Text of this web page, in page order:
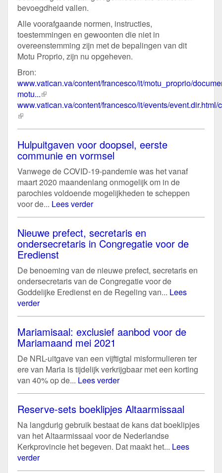
bevoegdheid vallen.
Alle voorafgaande normen, instructies,
toestemmingen en gewoonten die niet in
overeenstemming zijn met de bepalingen van dit
Motu Proprio, zijn nu opgeheven.
Bron:
www.vatican.va/content/francesco/it/motu_proprio/
motu...(externe
link)
www.vatican.va/content/francesco/it/events/event.dir.html/
(externe
link)
Hulpuitgaven voor doopsel, eerste
communie en vormsel
Vanwege de COVID-19-pandemie was het vanaf
maart 2020 maandenlang onmogelijk om in de
parochies voldoende mogelijkheden te scheppen
voor de... Lees verder
Nieuwe prefect, secretaris en
ondersecretaris in Congregatie voor de
Eredienst
De benoeming van de nieuwe prefect, secretaris en
ondersecretaris van de Congregatie voor de
Goddelijke Eredienst en de Regeling van... Lees
verder
Mariamisaal: exclusief aanbod voor de
Mariamaand mei 2021
De NRL-uitgave van een vijftigtal misformulieren ter
ere van Maria is tijdelijk verkrijgbaar met een korting
van 40% op de... Lees verder
Reserve-sets boeklipjes Altaarmissaal
Na langdurig gebruik bestaat de kans dat boeklipjes
van het Altaarmissaal voor de Nederlandse
Kerkprovincie het begeven. Dat maakt het... Lees
verder